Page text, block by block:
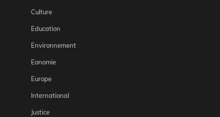
Culture
Education
Environnement
Eonomie
Europe
International
Justice